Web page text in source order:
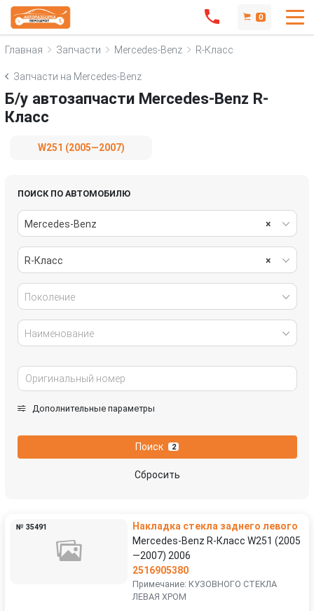
0
Главная Запчасти Mercedes-Benz R-Класс
Запчасти на Mercedes-Benz
Б/у автозапчасти Mercedes-Benz R-
Класс
W251 (2005—2007)
ПОИСК ПО АВТОМОБИЛЮ
×
Mercedes-Benz
×
R-Класс
Поколение
Наименование
Дополнительные параметры
Поиск 2
Сбросить
№ 35491
Накладка стекла заднего левого
Mercedes-Benz R-Класс W251 (2005
—2007) 2006
2516905380
Примечание: КУЗОВНОГО СТЕКЛА
ЛЕВАЯ ХРОМ